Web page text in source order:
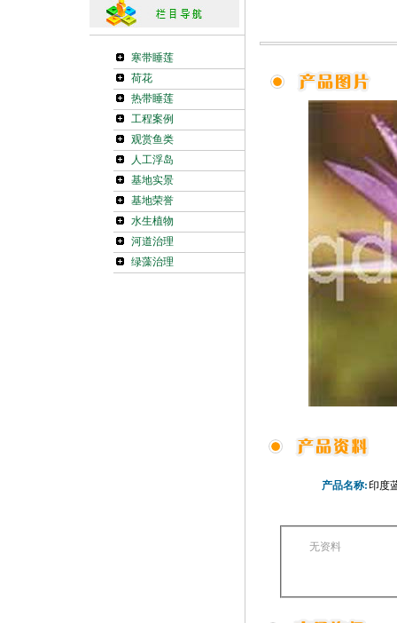
寒带睡莲
荷花
热带睡莲
工程案例
观赏鱼类
人工浮岛
基地实景
基地荣誉
水生植物
河道治理
绿藻治理
产品名称:印度
无资料